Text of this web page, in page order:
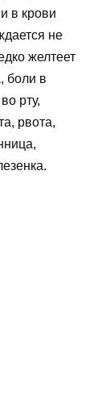
в крови
не
желтеет
боли в
рту,
рвота,